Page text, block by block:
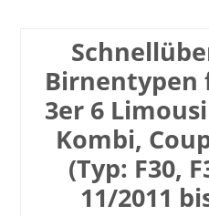
Birnen­typen
3er 6
Kombi,
(Typ: F30,
11/2011